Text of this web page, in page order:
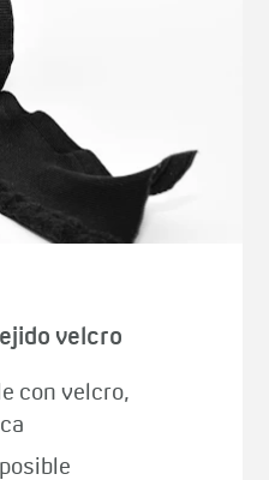
velcro
con velcro,